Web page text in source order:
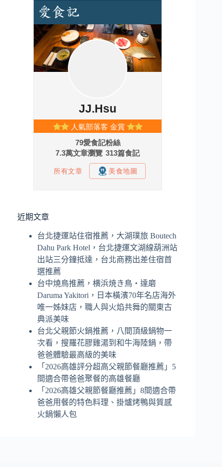
近期文章
台北捷運站住宿推薦，大湖璞旅 Boutech
Dahu Park Hotel，台北捷運文湖線葫洲站
出站三分鐘抵達，台北商務出差住宿首
選推薦
台中燒鳥推薦，横浜焼き鳥‧達磨
Daruma Yakitori，日本橫濱70年名店海外
唯一姊妹店，職人與火焰共舞的關東古
典派美味
台北父親節火鍋推薦，八間頂級鍋物一
次看，搜羅花膠雞湯到和牛海陸鍋，帶
爸爸體驗最高級的美味
「2026高雄評分超高父親節餐廳推薦」5
間適合帶爸爸聚餐的高雄餐廳
「2026高雄父親節餐廳推薦」8間適合帶
爸爸用餐的特色料理、掛爐烤鴨與質感
火鍋懶人包